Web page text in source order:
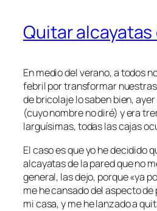
Quitar alcayatas
En medio del verano, a todos
febril por transformar
de bricolaje lo saben bien,
(cuyo nombre no diré) y era
larguísimas, todas las cajas
El caso es que yo he decidido
alcayatas de la pared que no
general, las dejo, porque «ya
me he cansado del aspecto
mi casa, y me he lanzado a